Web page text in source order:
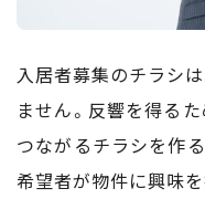
入居者募集のチラシ
ません。反響を得る
つながるチラシを作
希望者が物件に興味